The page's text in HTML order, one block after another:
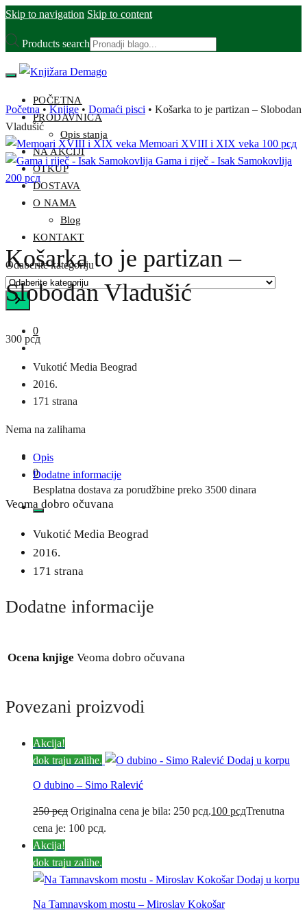
Skip to navigation Skip to content
Products search
POČETNA
PRODAVNICA
Opis stanja
NA AKCIJI
OTKUP
DOSTAVA
O NAMA
Blog
KONTAKT
Odaberite kategoriju
0
0
Besplatna dostava za porudžbine preko 3500 dinara
Početna • Knjige • Domaći pisci • Košarka to je partizan – Slobodan
Vladušić
Memoari XVIII i XIX veka 100 рсд
Gama i riječ - Isak Samokovlija
200 рсд
Košarka to je partizan –
Slobodan Vladušić
300 рсд
Vukotić Media Beograd
2016.
171 strana
Nema na zalihama
Opis
Dodatne informacije
Veoma dobro očuvana
Vukotić Media Beograd
2016.
171 strana
Dodatne informacije
Ocena knjige Veoma dobro očuvana
Povezani proizvodi
Akcija!
dok traju zalihe.
Dodaj u korpu
O dubino – Simo Ralević
250рсд Originalna cena je bila: 250 рсд.100 рсдTrenutna
cena je: 100 рсд.
Akcija!
dok traju zalihe.
Dodaj u korpu
Na Tamnavskom mostu – Miroslav Kokošar